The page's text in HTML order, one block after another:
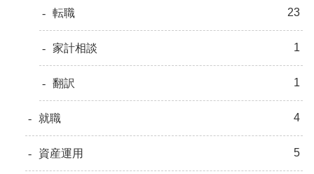
転職 23
家計相談 1
翻訳 1
就職 4
資産運用 5